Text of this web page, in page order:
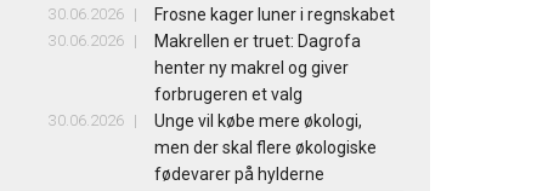
30.06.2026 Frosne kager luner i regnskabet
30.06.2026
Makrellen er truet: Dagrofa
henter ny makrel og giver
forbrugeren et valg
30.06.2026
Unge vil købe mere økologi,
men der skal flere økologiske
fødevarer på hylderne